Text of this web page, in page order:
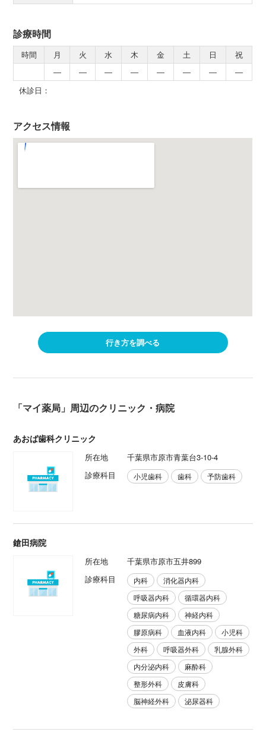
診療時間
時間 月 火 水 木 金 土 日
祝
―
― ― ― ― ― ―
―
休診日：
アクセス情報
行き方を調べる
「マイ薬局」周辺のクリニック・病院
あおば歯科クリニック
所在地
千葉県市原市青葉台3-10-4
診療科目
小児歯科 歯科 予防歯科
鎗田病院
所在地
千葉県市原市五井899
診療科目
内科
消化器内科
呼吸器内科
循環器内科
糖尿病内科
神経内科
膠原病科
血液内科
小児科
外科
呼吸器外科
乳腺外科
内分泌内科
麻酔科
整形外科
皮膚科
脳神経外科
泌尿器科